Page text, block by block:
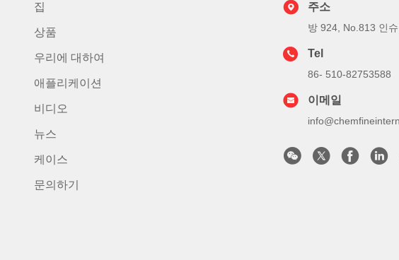
집
상품
우리에 대하여
애플리케이션
비디오
뉴스
케이스
문의하기
주소
방 924, No.813 인
Tel
86- 510-82753588
이메일